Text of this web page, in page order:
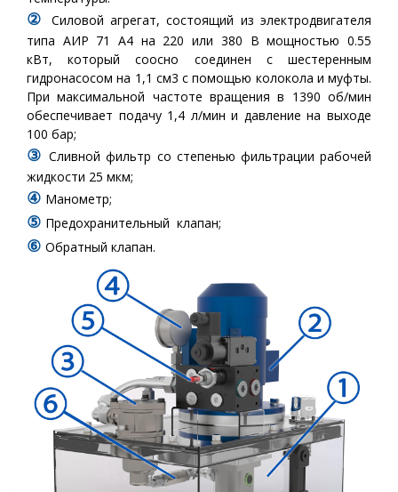
②
Силовой агрегат, состоящий из электродвигателя
типа АИР 71 А4 на 220 или 380 Вмощностью 0.55
кВт, который соосно соединен с шестеренным
гидронасосом на 1,1 см3 с помощью колокола и муфты.
При максимальной частоте вращения в 1390 об/мин
обеспечивает подачу 1,4 л/мин и давление на выходе
100 бар;
③Сливной фильтр со степенью фильтрации рабочей
жидкости 25 мкм;
④ Манометр;
⑤ Предохранительный клапан;
⑥ Обратный клапан.